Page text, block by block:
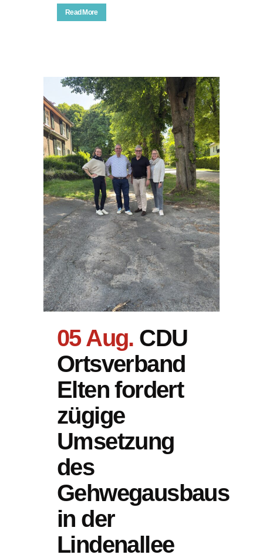
Read More
05 Aug. CDU
Ortsverband
Elten fordert
zügige
Umsetzung
des
Gehwegausbaus
in der
Lindenallee